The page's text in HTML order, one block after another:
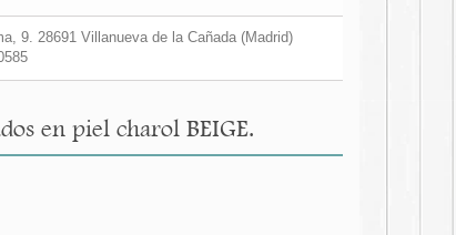
9. 28691 Villanueva de la Cañada (Madrid)
en piel charol BEIGE.